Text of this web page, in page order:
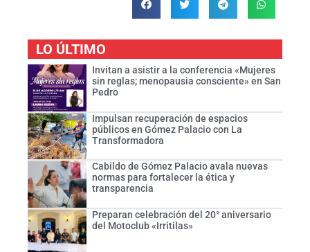
LO ÚLTIMO
Invitan a asistir a la conferencia «Mujeres
sin reglas; menopausia consciente» en San
Pedro
Impulsan recuperación de espacios
públicos en Gómez Palacio con La
Transformadora
Cabildo de Gómez Palacio avala nuevas
normas para fortalecer la ética y
transparencia
Preparan celebración del 20° aniversario
del Motoclub «Irritilas»